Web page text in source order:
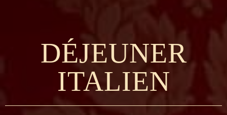
DÉJEUNER
ITALIEN